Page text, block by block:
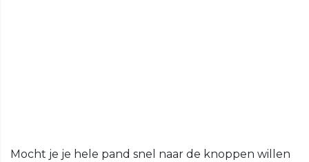
Mocht je je hele pand snel naar de knoppen willen